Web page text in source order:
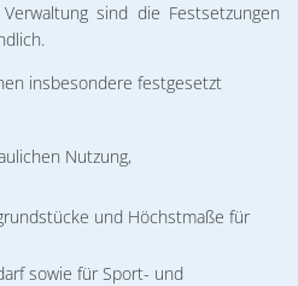
sind die Festsetzungen
insbesondere festgesetzt
Nutzung,
und Höchstmaße für
sowie für Sport- und